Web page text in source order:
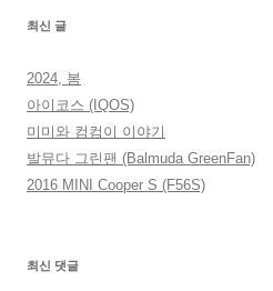
최신 글
2024, 봄
아이코스 (IQOS)
미미와 컴컴이 이야기
발뮤다 그린팬 (Balmuda GreenFan)
2016 MINI Cooper S (F56S)
최신 댓글